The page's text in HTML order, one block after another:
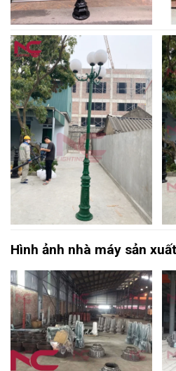
Hình ảnh nhà máy sản